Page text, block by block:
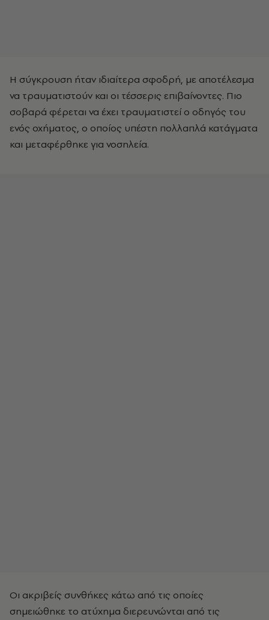
Η σύγκρουση ήταν ιδιαίτερα σφοδρή, με αποτέλεσμα
να τραυματιστούν και οι τέσσερις επιβαίνοντες. Πιο
σοβαρά φέρεται να έχει τραυματιστεί ο οδηγός του
ενός οχήματος, ο οποίος υπέστη πολλαπλά κατάγματα
και μεταφέρθηκε για νοσηλεία.
Οι ακριβείς συνθήκες κάτω από τις οποίες
σημειώθηκε το ατύχημα διερευνώνται από τις